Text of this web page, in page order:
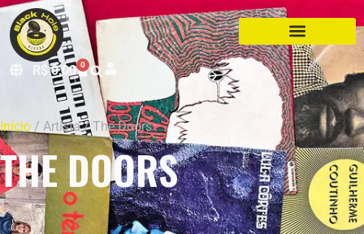
R$0,00 0
Início / Artista / The Doors
THE DOORS